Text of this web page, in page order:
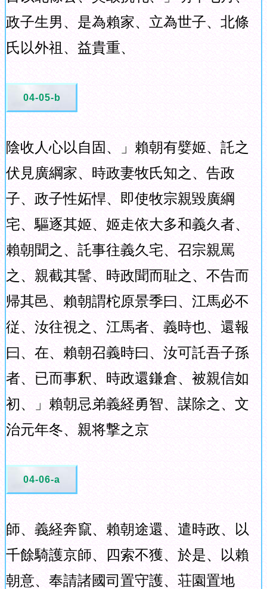
政子生男、是為賴家、立為世子、北條
氏以外祖、益貴重、
04-05-b
陰收人心以自固、」賴朝有嬖姬、託之
伏見廣綱家、時政妻牧氏知之、告政
子、政子性妬悍、即使牧宗親毀廣綱
宅、驅逐其姬、姬走依大多和義久者、
賴朝聞之、託事往義久宅、召宗親罵
之、親截其髺、時政聞而耻之、不告而
帰其邑、賴朝謂柁原景季曰、江馬必不
従、汝往視之、江馬者、義時也、還報
曰、在、賴朝召義時曰、汝可託吾子孫
者、已而事釈、時政還鎌倉、被親信如
初、」賴朝忌弟義経勇智、謀除之、文
治元年冬、親将撃之京
04-06-a
師、義経奔竄、賴朝途還、遣時政、以
千餘騎護京師、四索不獲、於是、以賴
朝意、奉請諸國司置守護、荘園置地